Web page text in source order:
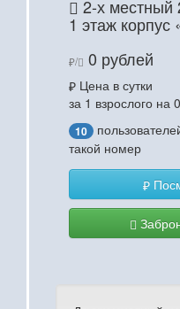
2-х местный
1 этаж корпус
/ 0 рублей
Цена в сутки
за 1 взрослого на
10
такой номер